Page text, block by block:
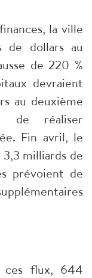
la ville
dollars au
de 220 %
devraient
au deuxième
de réaliser
Fin avril, le
milliards de
prévoient de
ces flux, 644